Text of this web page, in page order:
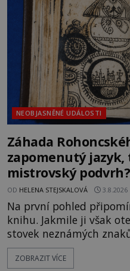
souhru okolností? Když antropolog Michail
Gerasimov (1907-1970) a
NEOBJASNĚNÉ UDÁLOSTI
Záhada
zapomenutý
mistrovský podvrh?
OD HELENA STEJSKALOVÁ 3.8.2026
Na první pohled
knihu. Jakmile ji však
stovek neznámých
textu, který už téměř
pokusům o rozluštění.
ZOBRAZIT VÍCE